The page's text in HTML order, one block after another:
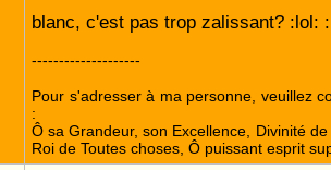
blanc, c'est pas trop zalissant? :lol:
--------------------
Pour s'adresser à ma personne, veuillez
:
Ô sa Grandeur, son Excellence, Divinité
Roi de Toutes choses, Ô puissant esprit